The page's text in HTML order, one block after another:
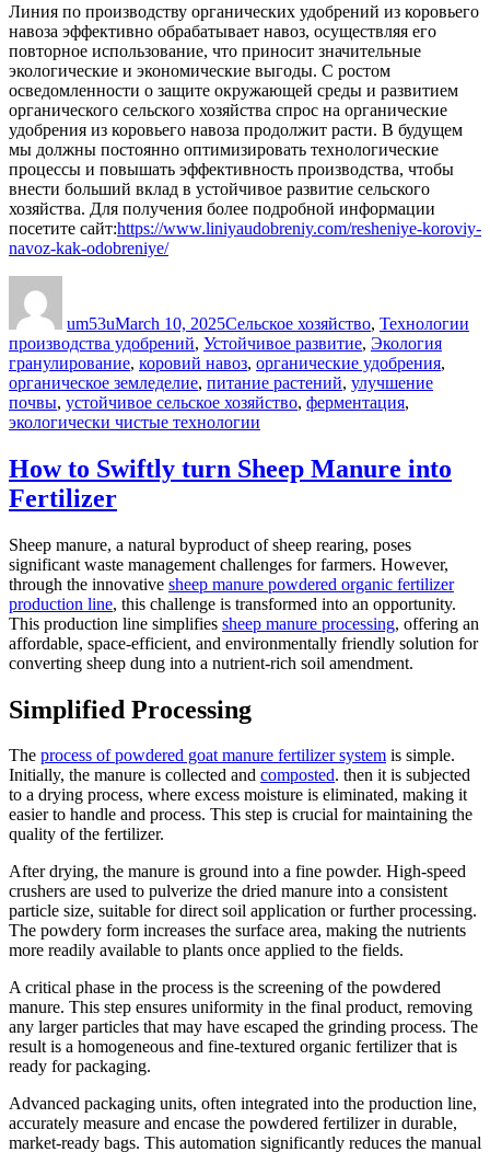
Линия по производству органических удобрений из коровьего
навоза эффективно обрабатывает навоз, осуществляя его
повторное использование, что приносит значительные
экологические и экономические выгоды. С ростом
осведомленности о защите окружающей среды и развитием
органического сельского хозяйства спрос на органические
удобрения из коровьего навоза продолжит расти. В будущем
мы должны постоянно оптимизировать технологические
процессы и повышать эффективность производства, чтобы
внести больший вклад в устойчивое развитие сельского
хозяйства. Для получения более подробной информации
посетите сайт:https://www.liniyaudobreniy.com/resheniye-koroviy-
navoz-kak-odobreniye/
um53uMarch 10, 2025Сельское хозяйство, Технологии
производства удобрений, Устойчивое развитие, ЭкологияTags
гранулирование, коровий навоз, органические удобрения,
органическое земледелие, питание растений, улучшение
почвы, устойчивое сельское хозяйство, ферментация,
экологически чистые технологии
How to Swiftly turn Sheep Manure into
Fertilizer
Sheep manure, a natural byproduct of sheep rearing, poses
significant waste management challenges for farmers. However,
through the innovative sheep manure powdered organic fertilizer
production line, this challenge is transformed into an opportunity.
This production line simplifies sheep manure processing, offering an
affordable, space-efficient, and environmentally friendly solution for
converting sheep dung into a nutrient-rich soil amendment.
Simplified Processing
The process of powdered goat manure fertilizer system is simple.
Initially, the manure is collected and composted. then it is subjected
to a drying process, where excess moisture is eliminated, making it
easier to handle and process. This step is crucial for maintaining the
quality of the fertilizer.
After drying, the manure is ground into a fine powder. High-speed
crushers are used to pulverize the dried manure into a consistent
particle size, suitable for direct soil application or further processing.
The powdery form increases the surface area, making the nutrients
more readily available to plants once applied to the fields.
A critical phase in the process is the screening of the powdered
manure. This step ensures uniformity in the final product, removing
any larger particles that may have escaped the grinding process. The
result is a homogeneous and fine-textured organic fertilizer that is
ready for packaging.
Advanced packaging units, often integrated into the production line,
accurately measure and encase the powdered fertilizer in durable,
market-ready bags. This automation significantly reduces the manual